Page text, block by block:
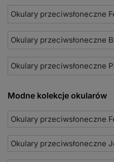
Okulary przeciwsłoneczne
Okulary przeciwsłoneczne
Okulary przeciwsłoneczne
Modne kolekcje okularów
Okulary przeciwsłoneczne
Okulary przeciwsłoneczne